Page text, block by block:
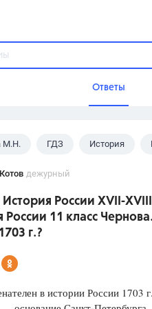
Ответы
М.Н. ГДЗ История
дежурный
История России XVII-
России 11 класс
г.?
в истории России 1703